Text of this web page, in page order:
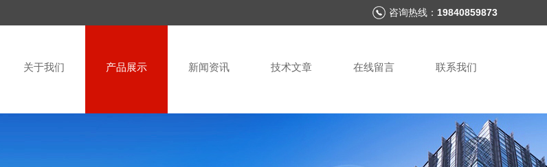
咨询热线： 19840859873
关于我们 产品展示 新闻资讯 技术文章 在线留言 联系我们